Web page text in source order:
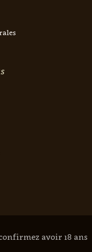
avoir 18 ans